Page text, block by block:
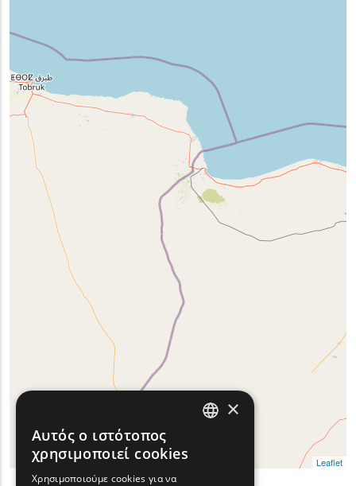
Leaflet
×
Αυτός ο ιστότοπος
χρησιμοποιεί cookies
Χρησιμοποιούμε cookies για να